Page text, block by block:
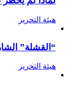
هيئة التحرير
“القشلة”
هيئة التحرير